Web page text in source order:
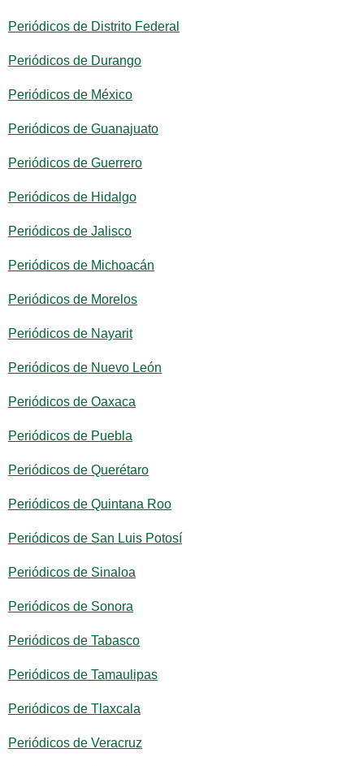
Periódicos de Distrito Federal
Periódicos de Durango
Periódicos de México
Periódicos de Guanajuato
Periódicos de Guerrero
Periódicos de Hidalgo
Periódicos de Jalisco
Periódicos de Michoacán
Periódicos de Morelos
Periódicos de Nayarit
Periódicos de Nuevo León
Periódicos de Oaxaca
Periódicos de Puebla
Periódicos de Querétaro
Periódicos de Quintana Roo
Periódicos de San Luis Potosí
Periódicos de Sinaloa
Periódicos de Sonora
Periódicos de Tabasco
Periódicos de Tamaulipas
Periódicos de Tlaxcala
Periódicos de Veracruz